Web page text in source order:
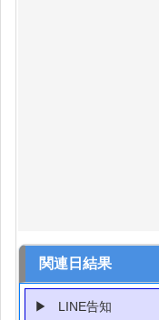
関連日結果
LINE告知